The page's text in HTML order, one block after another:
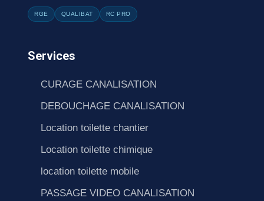
RGE QUALIBAT RC PRO
Services
CURAGE CANALISATION
DEBOUCHAGE CANALISATION
Location toilette chantier
Location toilette chimique
location toilette mobile
PASSAGE VIDEO CANALISATION